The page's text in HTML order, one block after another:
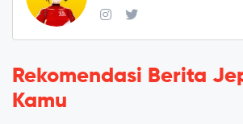
Rekomendasi Berita
Kamu